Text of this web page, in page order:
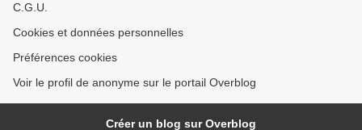
C.G.U.
Cookies et données personnelles
Préférences cookies
Voir le profil de anonyme sur le portail Overblog
Créer un blog sur Overblog